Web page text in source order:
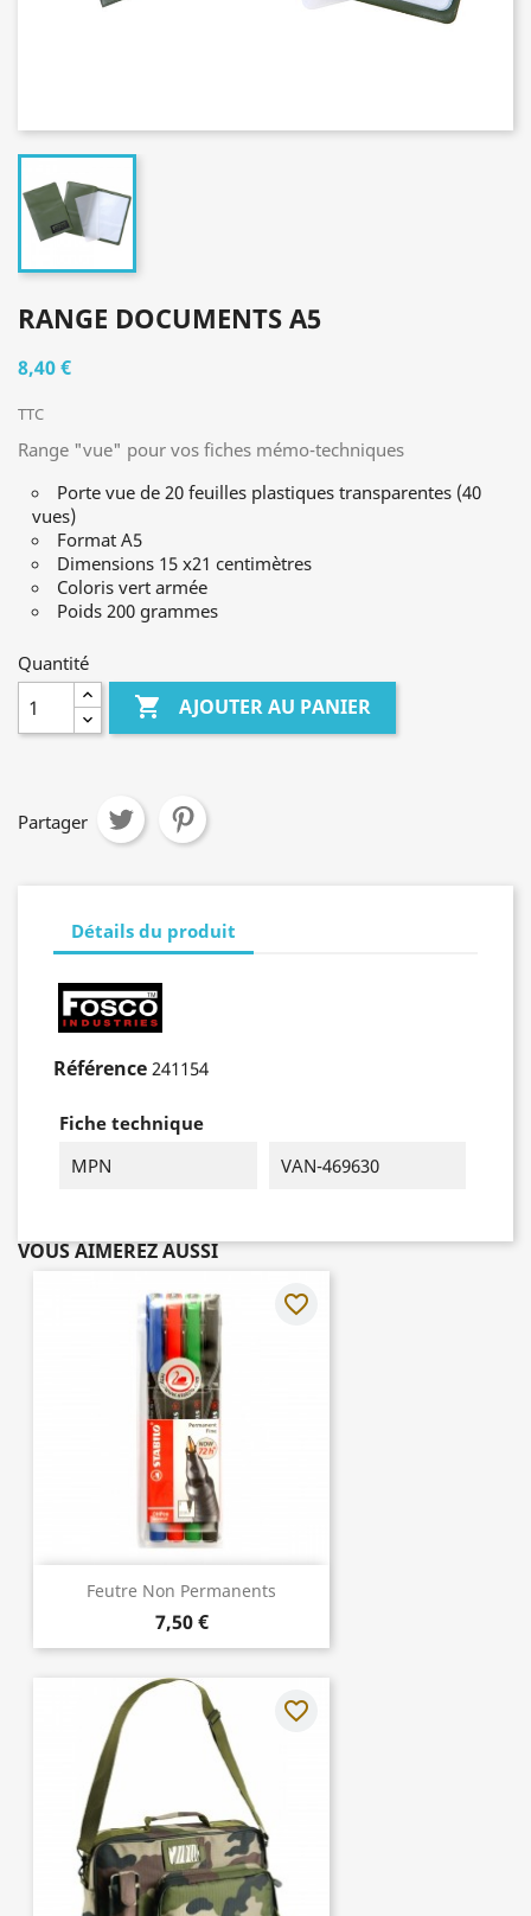
RANGE DOCUMENTS A5
8,40 €
TTC
Range "vue" pour vos fiches mémo-techniques
Porte vue de 20 feuilles plastiques transparentes (40
vues)
Format A5
Dimensions 15 x21 centimètres
Coloris vert armée
Poids 200 grammes
Quantité
 AJOUTER AU PANIER
Partager
Détails du produit
Référence 241154
Fiche technique
MPN
VAN-469630
VOUS AIMEREZ AUSSI
Feutre Non Permanents
7,50 €
favorite_border
favorite_border